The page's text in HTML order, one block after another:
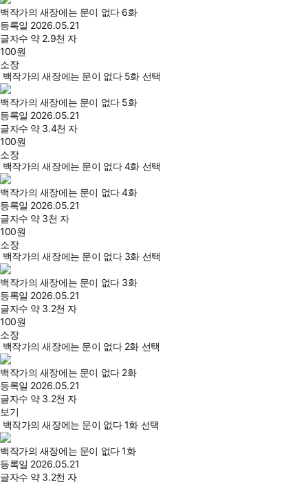
백작가의 새장에는 문이 없다 6화
등록일 2026.05.21
글자수 약 2.9천 자
100원
소장
백작가의 새장에는 문이 없다 5화 선택
백작가의 새장에는 문이 없다 5화
등록일 2026.05.21
글자수 약 3.4천 자
100원
소장
백작가의 새장에는 문이 없다 4화 선택
백작가의 새장에는 문이 없다 4화
등록일 2026.05.21
글자수 약 3천 자
100원
소장
백작가의 새장에는 문이 없다 3화 선택
백작가의 새장에는 문이 없다 3화
등록일 2026.05.21
글자수 약 3.2천 자
100원
소장
백작가의 새장에는 문이 없다 2화 선택
백작가의 새장에는 문이 없다 2화
등록일 2026.05.21
글자수 약 3.2천 자
보기
백작가의 새장에는 문이 없다 1화 선택
백작가의 새장에는 문이 없다 1화
등록일 2026.05.21
글자수 약 3.2천 자